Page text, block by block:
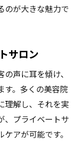
のが大きな魅力で
サロン
声に耳を傾け、
す。多くの美容院
理解し、それを実
、プライベートサ
アが可能です。